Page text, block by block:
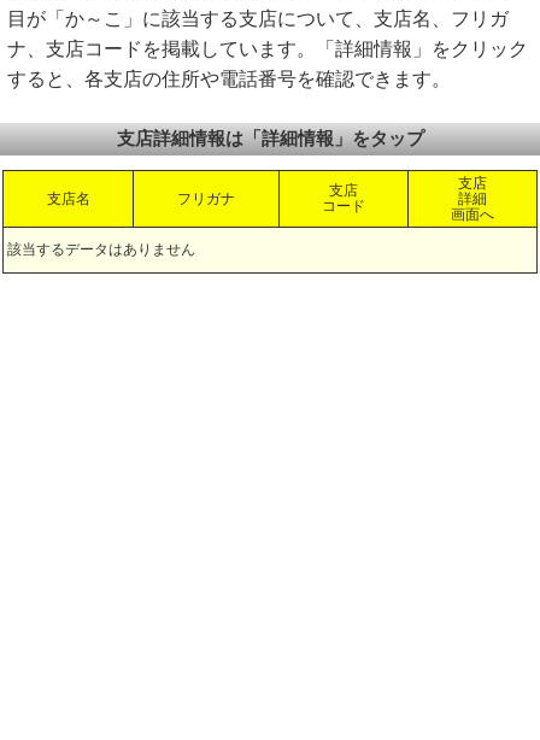
目が「か～こ」に該当する支店について、支店名、フリガ
ナ、支店コードを掲載しています。「詳細情報」をクリック
すると、各支店の住所や電話番号を確認できます。
支店詳細情報は「詳細情報」をタップ
支店名 フリガナ
支店
コード
支店
詳細
画面へ
該当するデータはありません